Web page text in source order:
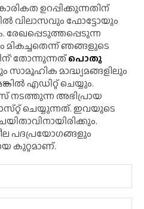
ഉറപ്പിക്കുന്നതിന്
വിലാസവും ഫോട്ടോയും
രേഖപ്പെടുത്തപ്പെടുന്ന
മികച്ചതെന്ന് ഞങ്ങളുടെ
തോന്നുന്നത്പൊതു
മാദ്ധ്യമങ്ങളിലും
എഡിറ്റ് ചെയ്യും.
നടത്തുന്ന അഭിപ്രായ
ചെയ്യുന്നത്. ഇവയുടെ
പദപ്രയോഗങ്ങളും
കുറ്റമാണ്.